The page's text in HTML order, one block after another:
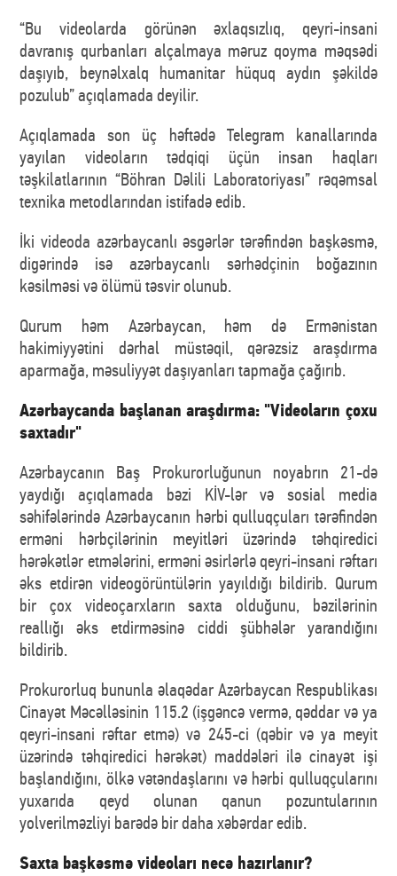
“Bu videolarda görünən əxlaqsızlıq, qeyri-insani
davranış qurbanları alçalmaya məruz qoyma məqsədi
daşıyıb, beynəlxalq humanitar hüquq aydın şəkildə
pozulub” açıqlamada deyilir.
Açıqlamada son üç həftədə Telegram kanallarında
yayılan videoların tədqiqi üçün insan haqları
təşkilatlarının “Böhran Dəlili Laboratoriyası” rəqəmsal
texnika metodlarından istifadə edib.
İki videoda azərbaycanlı əsgərlər tərəfindən başkəsmə,
digərində isə azərbaycanlı sərhədçinin boğazının
kəsilməsi və ölümü təsvir olunub.
Qurum həm Azərbaycan, həm də Ermənistan
hakimiyyətini dərhal müstəqil, qərəzsiz araşdırma
aparmağa, məsuliyyət daşıyanları tapmağa çağırıb.
Azərbaycanda başlanan araşdırma: "Videoların çoxu
saxtadır"
Azərbaycanın Baş Prokurorluğunun noyabrın 21-də
yaydığı açıqlamada bəzi KİV-lər və sosial media
səhifələrində Azərbaycanın hərbi qulluqçuları tərəfindən
erməni hərbçilərinin meyitləri üzərində təhqiredici
hərəkətlər etmələrini, erməni əsirlərlə qeyri-insani rəftarı
əks etdirən videogörüntülərin yayıldığı bildirib. Qurum
bir çox videoçarxların saxta olduğunu, bəzilərinin
reallığı əks etdirməsinə ciddi şübhələr yarandığını
bildirib.
Prokurorluq bununla əlaqədar Azərbaycan Respublikası
Cinayət Məcəlləsinin 115.2 (işgəncə vermə, qəddar və ya
qeyri-insani rəftar etmə) və 245-ci (qəbir və ya meyit
üzərində təhqiredici hərəkət) maddələri ilə cinayət işi
başlandığını, ölkə vətəndaşlarını və hərbi qulluqçularını
yuxarıda qeyd olunan qanun pozuntularının
yolverilməzliyi barədə bir daha xəbərdar edib.
Saxta başkəsmə videoları necə hazırlanır?